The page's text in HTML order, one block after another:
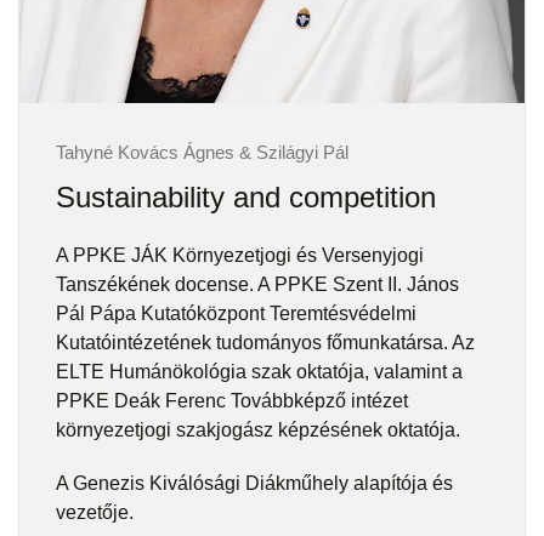
Tahyné Kovács Ágnes & Szilágyi Pál
Sustainability and competition
A PPKE JÁK Környezetjogi és Versenyjogi
Tanszékének docense. A PPKE Szent II. János
Pál Pápa Kutatóközpont Teremtésvédelmi
Kutatóintézetének tudományos főmunkatársa. Az
ELTE Humánökológia szak oktatója, valamint a
PPKE Deák Ferenc Továbbképző intézet
környezetjogi szakjogász képzésének oktatója.
A Genezis Kiválósági Diákműhely alapítója és
vezetője.